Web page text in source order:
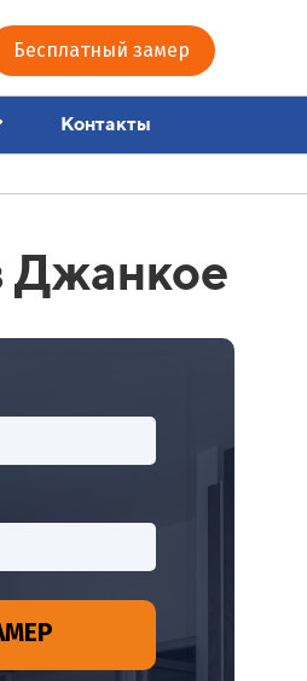
Бесплатный замер
Контакты
Джанкое